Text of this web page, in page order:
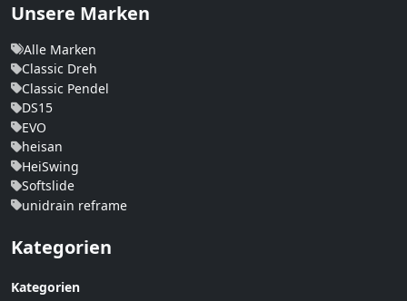
Unsere Marken
Alle Marken
Classic Dreh
Classic Pendel
DS15
EVO
heisan
HeiSwing
Softslide
unidrain reframe
Kategorien
Kategorien